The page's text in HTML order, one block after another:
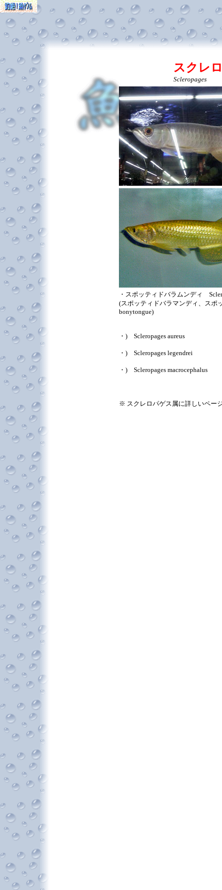
スクレ
Scleropages
・スポッティドバラムンディ
(スポッティドバラマンディ、スポ
bonytongue)
・) Scleropages aureus
・) Scleropages legendrei
・) Scleropages macrocephalus
※ スクレロパゲス属に詳しいペー